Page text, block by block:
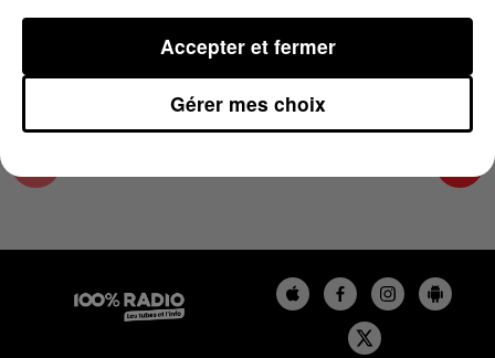
Podcasts infos du Tarn et Garonne
Gérer mes choix
Accepter et fermer